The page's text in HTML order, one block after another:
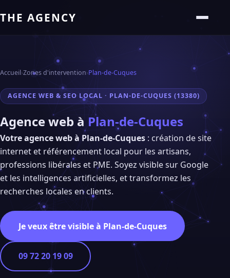
THE AGENCY
Accueil›Zones d'intervention›Plan-de-Cuques
AGENCE WEB & SEO LOCAL · PLAN-DE-CUQUES (13380)
Agence web à Plan-de-Cuques
Votre agence web à Plan-de-Cuques : création de site
internet et référencement local pour les artisans,
professions libérales et PME. Soyez visible sur Google
et les intelligences artificielles, et transformez les
recherches locales en clients.
Je veux être visible à Plan-de-Cuques
09 72 20 19 09